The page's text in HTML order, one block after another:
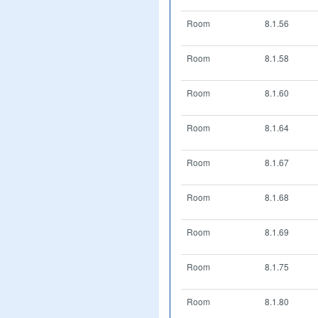
Room 8.1.56
Room 8.1.58
Room 8.1.60
Room 8.1.64
Room 8.1.67
Room 8.1.68
Room 8.1.69
Room 8.1.75
Room 8.1.80